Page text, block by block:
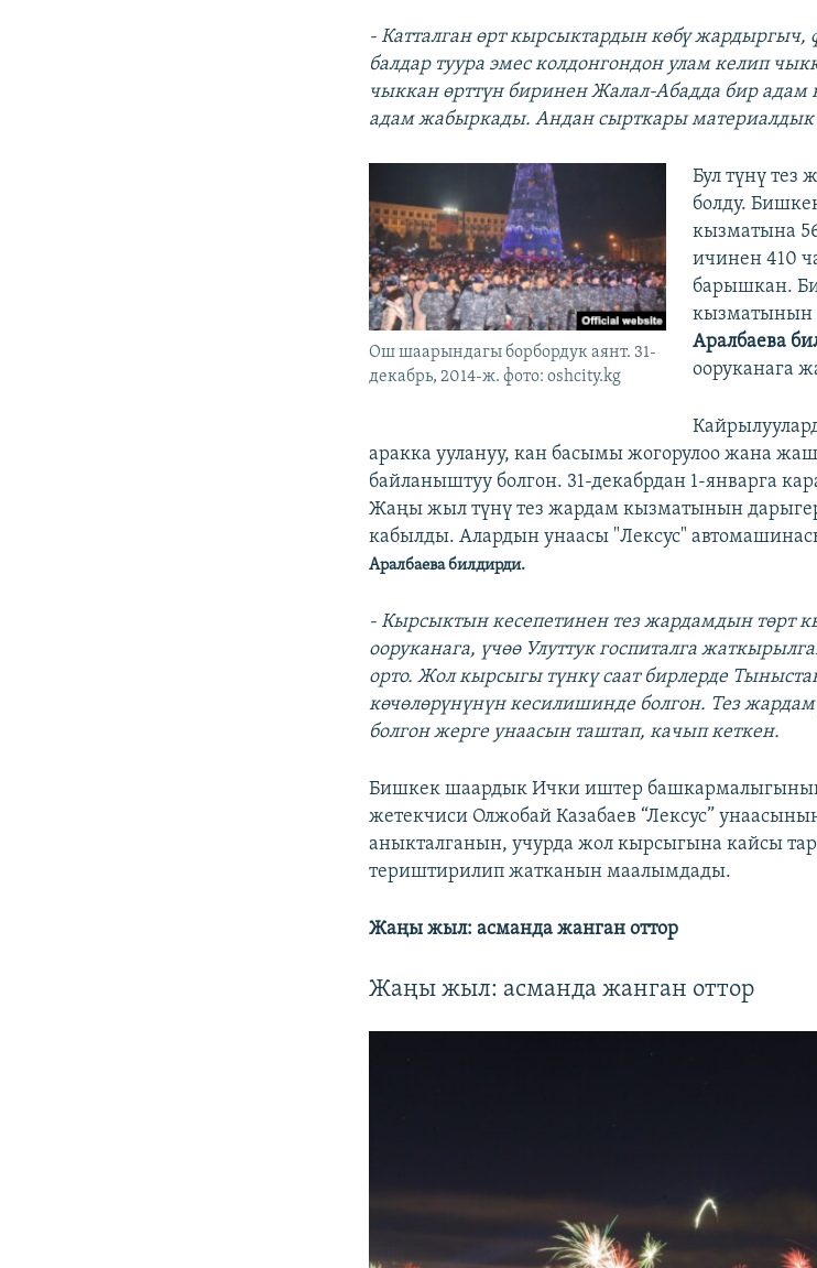
- Катталган өрт кырсыктардын көбү
балдар туура эмес колдонгондон улам келип
чыккан өрттүн биринен Жалал-Абадда бир
адам жабыркады. Андан сырткары материалдык
Ош шаарындагы борбордук аянт. 31-
декабрь, 2014-ж. фото: oshcity.kg
Бул түнү тез
болду.
кызматына
ичинен 410
барышкан.
кызматынын
Аралбаева
ооруканага
аракка уулануу, кан басымы жогорулоо жана
байланыштуу болгон. 31-декабрдан 1-январга
Жаңы жыл түнү тез жардам кызматынын
кабылды. Алардын унаасы "Лексус"
Аралбаева билдирди.
- Кырсыктын кесепетинен тез жардамдын төрт
ооруканага, үчөө Улуттук госпиталга
орто. Жол кырсыгы түнкү саат бирлерде
көчөлөрүнүнүн кесилишинде болгон. Тез жардам
болгон жерге унаасын таштап, качып кеткен.
Бишкек шаардык Ички иштер
жетекчиси Олжобай Казабаев “Лексус”
аныкталганын, учурда жол кырсыгына кайсы
териштирилип жатканын маалымдады.
Жаңы жыл: асманда жанган оттор
Жаңы жыл: асманда жанган оттор